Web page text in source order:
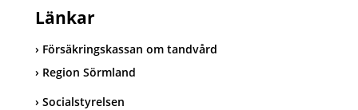
Länkar
Försäkringskassan om tandvård
Region Sörmland
Socialstyrelsen